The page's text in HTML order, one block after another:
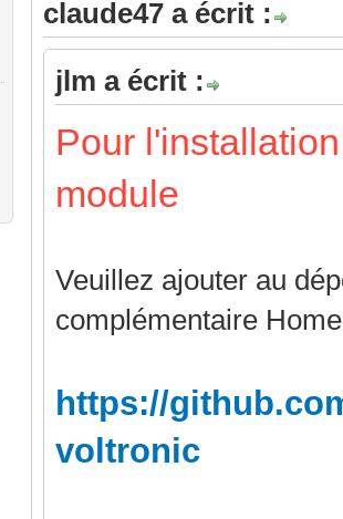
claude47 a écrit :
jlm a écrit :
Pour
module
Veuillez ajouter au
complémentaire
https://
voltronic